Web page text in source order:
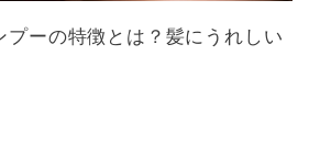
プーの特徴とは？髪にうれしい